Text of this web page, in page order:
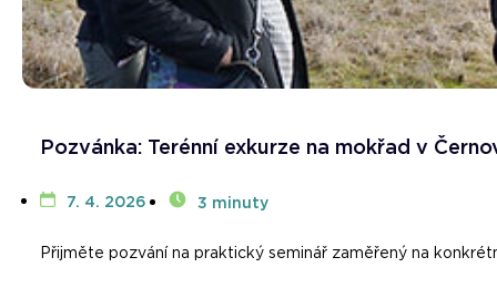
Pozvánka: Terénní exkurze na mokřad v
7. 4. 2026 3 minuty
Přijměte pozvání na praktický seminář zaměřený na